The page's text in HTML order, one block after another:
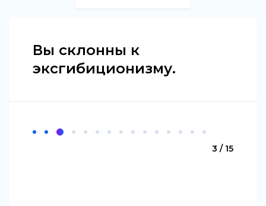
Вы склонны к
эксгибиционизму.
3 / 15